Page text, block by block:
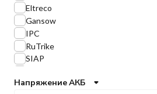
Eltreco
Gansow
IPC
RuTrike
SIAP
Stark
Напряжение АКБ